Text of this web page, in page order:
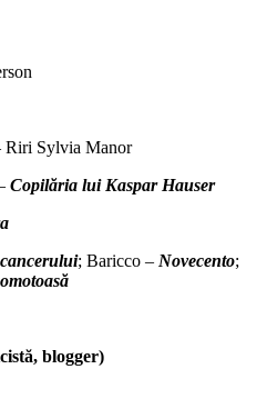
Riri Sylvia Manor
Copilăria lui Kaspar Hauser
; Baricco – Novecento;
blogger)